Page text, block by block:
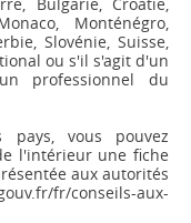
Monténégro,
Slovénie, Suisse,
ou s'il s'agit d'un
professionnel du
vous pouvez
l'intérieur une fiche
aux autorités
fr/conseils-aux-